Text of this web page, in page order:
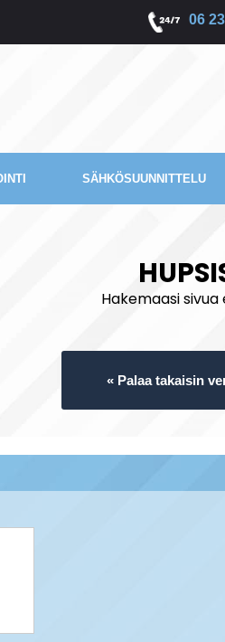
06
SÄHKÖSUUNNITTELU
Hakemaasi
« Palaa takaisin